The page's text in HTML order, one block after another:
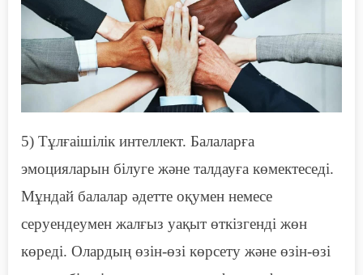
5) Тұлғаішілік интеллект. Балаларға
эмоцияларын білуге және талдауға көмектеседі.
Мұндай балалар әдетте оқумен немесе
серуендеумен жалғыз уақыт өткізгенді жөн
көреді. Олардың өзін-өзі көрсету және өзін-өзі